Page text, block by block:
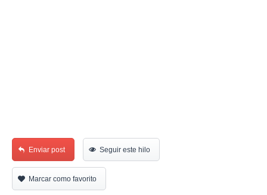
Enviar post Seguir este hilo
Marcar como favorito